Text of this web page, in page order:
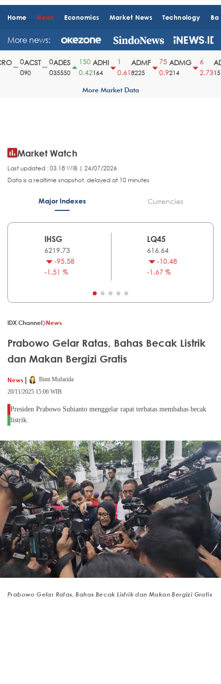
Home News Economics Market News Technology
More news:
ACST
90
ADES
35550
150
0.42
ADHI
164
0.61
ADMF
8225
75
0.9
ADMG
214
2.731510
More Market Data
Market Watch
Last updated : 03.18 WIB | 24/07/2026
Data is a realtime snapshot, delayed at 10 minutes
Major Indexes Currencies
IHSG
6219.73
-95.58
-1.51 %
LQ45
616.64
-10.48
-1.67 %
IDX Channel News
Prabowo Gelar Ratas, Bahas Becak Listrik
dan Makan Bergizi Gratis
News |
Binti Mufarida
20/11/2025 15:06 WIB
Presiden Prabowo Subianto menggelar rapat terbatas membahas becak
listrik.
Prabowo Gelar Ratas, Bahas Becak Listrik dan Makan Bergizi Gratis